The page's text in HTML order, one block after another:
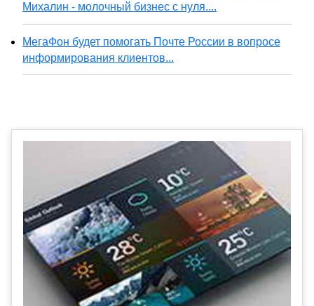
Михалин - молочный бизнес с нуля....
МегаФон будет помогать Почте России в вопросе
информирования клиентов...